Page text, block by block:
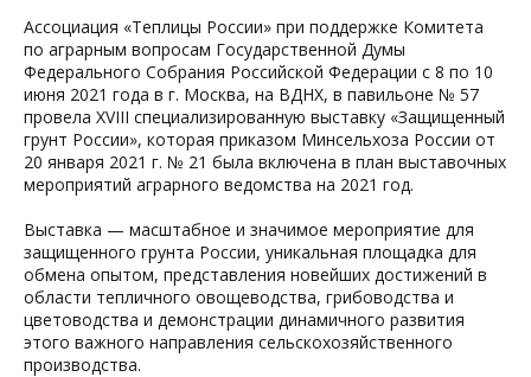
Ассоциация «Теплицы России» при поддержке Комитета
по аграрным вопросам Государственной Думы
Федерального Собрания Российской Федерации с 8 по 10
июня 2021 года в г. Москва, на ВДНХ, в павильоне № 57
провела XVIII специализированную выставку «Защищенный
грунт России», которая приказом Минсельхоза России от
20 января 2021 г. № 21 была включена в план выставочных
мероприятий аграрного ведомства на 2021 год.
Выставка — масштабное и значимое мероприятие для
защищенного грунта России, уникальная площадка для
обмена опытом, представления новейших достижений в
области тепличного овощеводства, грибоводства и
цветоводства и демонстрации динамичного развития
этого важного направления сельскохозяйственного
производства.